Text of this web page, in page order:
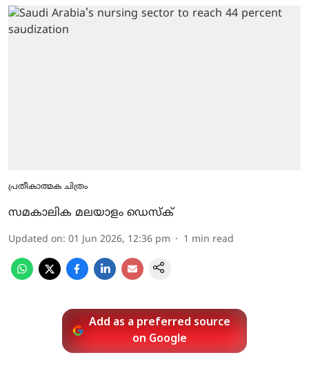
പ്രതീകാത്മക ചിത്രം
സമകാലിക മലയാളം ഡെസ്ക്
Updated on: 01 Jun 2026, 12:36 pm 1 min read
Add as a preferred source
on Google